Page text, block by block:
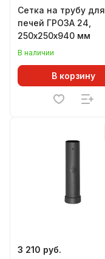
Сетка на трубу для
печей ГРОЗА 24,
250х250х940 мм
В наличии
В корзину
3 210 руб.